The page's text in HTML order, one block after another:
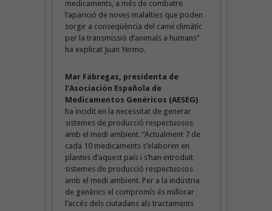
medicaments, a més de combatre
l’aparició de noves malalties que poden
sorgir a conseqüència del canvi climàtic
per la transmissió d’animals a humans”
ha explicat Juan Yermo.
Mar Fábregas, presidenta de
l’Asociación Española de
Medicamentos Genéricos (AESEG)
ha incidit en la necessitat de generar
sistemes de producció respectuosos
amb el medi ambient. “Actualment 7 de
cada 10 medicaments s’elaboren en
plantes d’aquest país i s’han introduït
sistemes de producció respectuosos
amb el medi ambient. Per a la indústria
de genèrics el compromís és millorar
l’accés dels ciutadans als tractaments